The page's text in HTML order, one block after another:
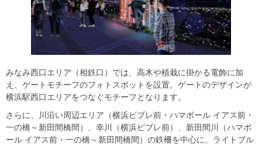
みなみ西口エリア（相鉄口）では、高木や植栽に掛かる電飾に加
え、ゲートモチーフのフォトスポットを設置。ゲートのデザインが
横浜駅西口エリアをつなぐモチーフとなります。
さらに、川沿い周辺エリア（横浜ビブレ前・ハマボール イアス前・
一の橋～新田間橋間）、幸川（横浜ビブレ前）、新田間川（ハマボ
ール イアス前・一の橋～新田間橋間）の鉄柵を中心に、ライトブル